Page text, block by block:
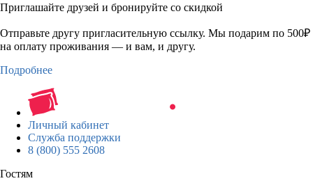
Приглашайте друзей и бронируйте со скидкой
Отправьте другу пригласительную ссылку. Мы подарим по 500₽
на оплату проживания — и вам, и другу.
Подробнее
Личный кабинет
Служба поддержки
8 (800) 555 2608
Гостям